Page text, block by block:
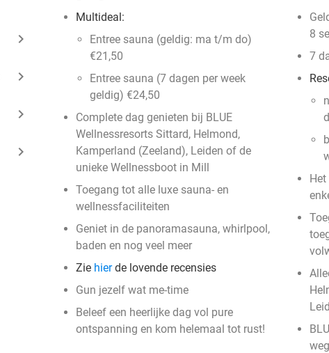
keyboard_arrow_right
keyboard_arrow_right
keyboard_arrow_right
keyboard_arrow_right
Multideal:
Entree sauna (geldig: ma t/m do)
€21,50
Entree sauna (7 dagen per week
geldig) €24,50
Complete dag genieten bij BLUE
Wellnessresorts Sittard, Helmond,
Kamperland (Zeeland), Leiden of de
unieke Wellnessboot in Mill
Toegang tot alle luxe sauna- en
wellnessfaciliteiten
Geniet in de panoramasauna, whirlpool,
baden en nog veel meer
Zie hierde lovende recensies
Gun jezelf wat me-time
Beleef een heerlijke dag vol pure
ontspanning en kom helemaal tot rust!
8
7